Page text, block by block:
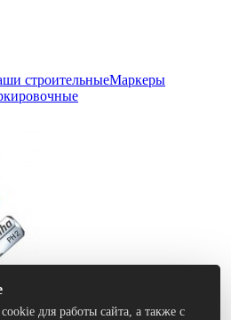
строительныеМаркеры
для работы сайта, а также с